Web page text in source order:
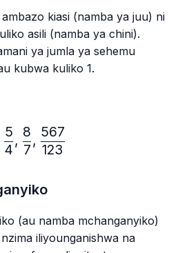
kiasi (namba ya juu) ni
asili (namba ya chini).
ya jumla ya sehemu
kubwa kuliko 1.
4
5
,
7
8
,
123
567
(au namba mchanganyiko)
iliyounganishwa na